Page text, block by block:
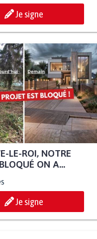
Je signe
LE-ROI, NOTRE
ON A...
Je signe